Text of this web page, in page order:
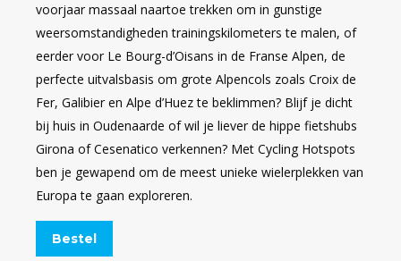
voorjaar massaal naartoe trekken om in gunstige
weersomstandigheden trainingskilometers te malen, of
eerder voor Le Bourg-d’Oisans in de Franse Alpen, de
perfecte uitvalsbasis om grote Alpencols zoals Croix de
Fer, Galibier en Alpe d’Huez te beklimmen? Blijf je dicht
bij huis in Oudenaarde of wil je liever de hippe fietshubs
Girona of Cesenatico verkennen? Met Cycling Hotspots
ben je gewapend om de meest unieke wielerplekken van
Europa te gaan exploreren.
Bestel